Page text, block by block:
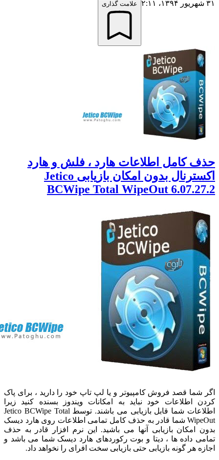
علامت گذاری
کامل اطلاعات هارد ، فلش و هارد
اکسترنال بدون امکان بازیابی Jetico
BCWipe Total WipeOut
قصد فروش کامپیوتر و یا لپ تاپ خود را دارید ، برای پاک
اطلاعات خود نباید به امکانات ویندوز بسنده کنید زیرا
اطلاعات شما قابل بازیابی می باشند. توسط Jetico BCWipe Total
WipeOut شما قادر به حذف کامل تمامی اطلاعات روی هارد دیسک
امکان بازیابی آنها می باشید. این نرم افزار قادر به حذف
داده ها ، دیتا و بوت رکوردهای هارد دیسک شما می باشد و
هر گونه بازیابی حتی بازیابی سخت افرای را نخواهد داد.